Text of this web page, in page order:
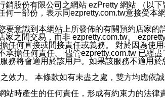
仍可接收到通知型訊息。
訊息皆不會被傳送。滿足以下三個條件者
股份有限公司之網站 ezPretty 網站 （以
一部份，表示同ezpretty.com.tw意接受本
意識到本網站上所發佈的有關預約店家的
之間交易，而非 ezpretty.com.tw。
任何直接或間接責任或義務。 對於因為使
擔任何責任。 儘管ezpretty.com.tw 已經
將會適用於該用戶。如果該服務不適用於
力。 本條款如有未盡之處，雙方均應依
時產生的任何責任，形成有約束力的法